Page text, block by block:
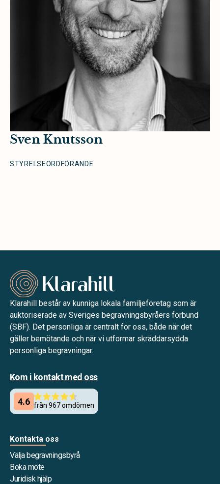
Sven Knutsson
STYRELSEORDFÖRANDE
Klarahill består av kunniga lokala familjeföretag som är
auktoriserade av Sveriges begravningsbyråers förbund
(SBF). Det personliga är centralt för oss, både när det
gäller bemötande och när vi utformar skräddarsydda
personliga begravningar.
Kom i kontakt med oss
Kontakta oss
Välja begravningsbyrå
Boka möte
Juridisk hjälp